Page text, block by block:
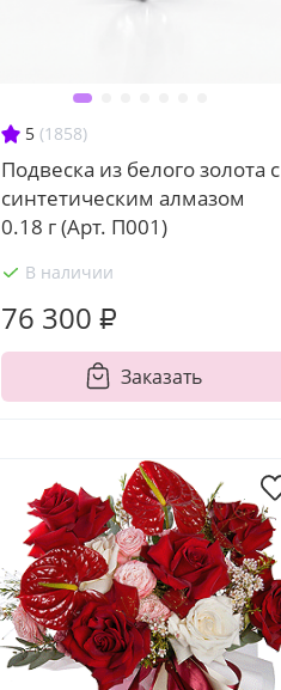
5 (1858)
Подвеска из белого золота с
синтетическим алмазом
0.18 г (Арт. П001)
В наличии
76 300 ₽
Заказать